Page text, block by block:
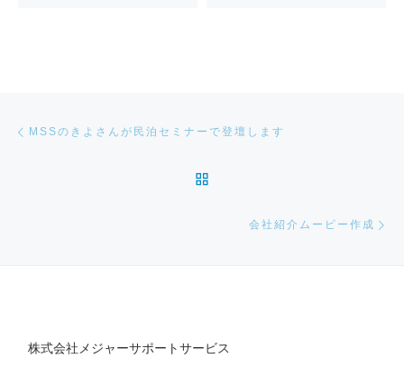
MSSのきよさんが民泊セミナーで登壇します
会社紹介ムービー作成
株式会社メジャーサポートサービス